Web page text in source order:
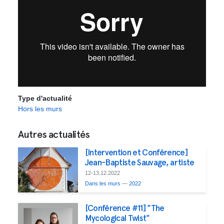
Type d'actualité
Hors les murs
Autres actualités
[Intervention et Conférence]
Jean-Baptiste Sauvage, artiste
12-13.12.2022
Dans les murs — 2022
[Conférence #11] "The
Mycological Twist"